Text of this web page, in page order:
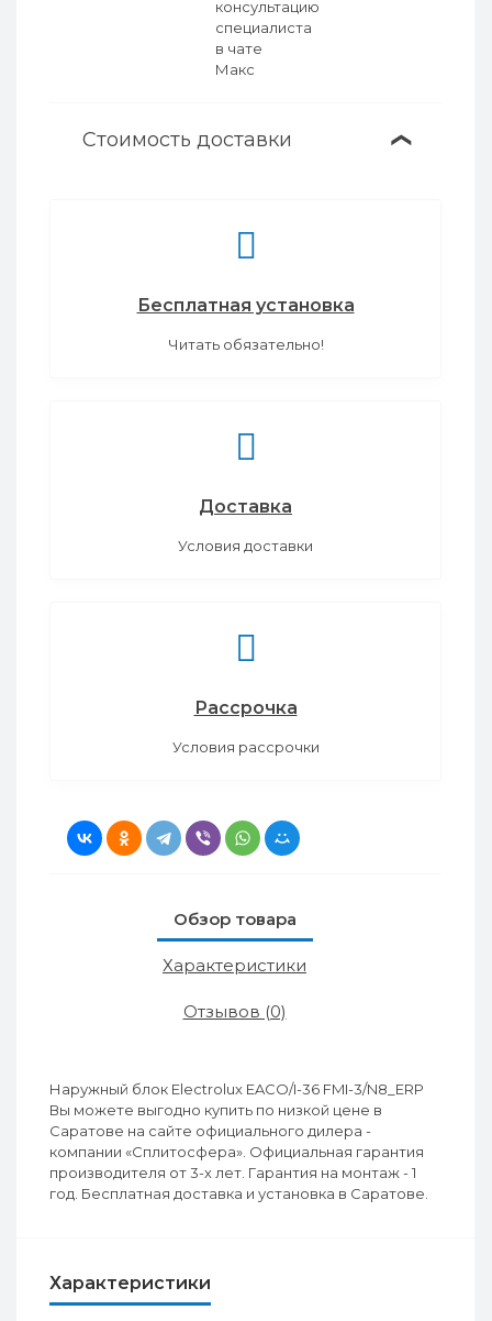
Стоимость доставки ❯
Бесплатная установка
Читать обязательно!
Доставка
Условия доставки
Рассрочка
Условия рассрочки
Обзор товара
Характеристики
Отзывов (0)
Наружный блок Electrolux EACO/I-36 FMI-3/N8_ERP
Вы можете выгодно купить по низкой цене в
Саратове на сайте официального дилера -
компании «Сплитосфера». Официальная гарантия
производителя от 3-х лет. Гарантия на монтаж - 1
год. Бесплатная доставка и установка в Саратове.
Характеристики